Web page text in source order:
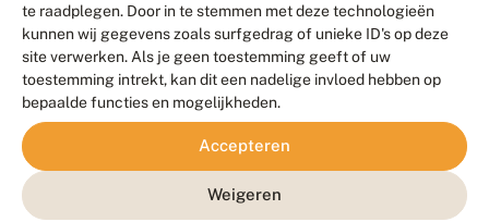
te raadplegen. Door in te stemmen met deze technologieën
kunnen wij gegevens zoals surfgedrag of unieke ID's op deze
site verwerken. Als je geen toestemming geeft of uw
toestemming intrekt, kan dit een nadelige invloed hebben op
bepaalde functies en mogelijkheden.
Accepteren
Weigeren
Contact
Veelgestelde vragen
Meld waarnemingen© 2026 Vlinderstichting
Duurzaam ontwikkeld door
Go2People
, ontworpen door
Blue Field Agency
Privacy
Disclaimer
Sitemap